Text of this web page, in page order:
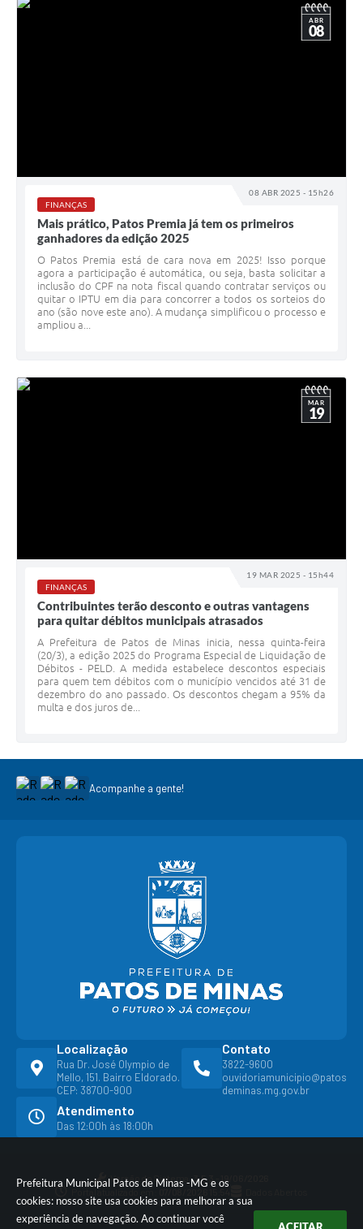
Prefeitura Municipal Patos de Minas -MG e os
cookies: nosso site usa cookies para melhorar a sua
experiência de navegação. Ao continuar você
08 ABR 2025 - 15h26
ABR
08
FINANÇAS
Mais prático, Patos Premia já tem os primeiros
ganhadores da edição 2025
O Patos Premia está de cara nova em 2025! Isso porque
agora a participação é automática, ou seja, basta solicitar a
inclusão do CPF na nota fiscal quando contratar serviços ou
quitar o IPTU em dia para concorrer a todos os sorteios do
ano (são nove este ano). A mudança simplificou o processo e
ampliou a...
19 MAR 2025 - 15h44
MAR
19
FINANÇAS
Contribuintes terão desconto e outras vantagens
para quitar débitos municipais atrasados
A Prefeitura de Patos de Minas inicia, nessa quinta-feira
(20/3), a edição 2025 do Programa Especial de Liquidação de
Débitos - PELD. A medida estabelece descontos especiais
para quem tem débitos com o município vencidos até 31 de
dezembro do ano passado. Os descontos chegam a 95% da
multa e dos juros de...
Acompanhe a gente!
Localização
Rua Dr. José Olympio de
Mello, 151. Bairro Eldorado.
CEP: 38700-900
Contato
3822-9600
ouvidoriamunicipio@patos
deminas.mg.gov.br
Atendimento
Das 12:00h às 18:00h
Versão do Sistema:3.5.3 - 19/06/2026
Portal atualizado em: